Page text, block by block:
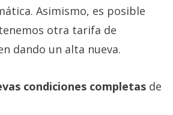
Asimismo, es posible
otra tarifa de
dando un alta nueva.
condiciones completas de